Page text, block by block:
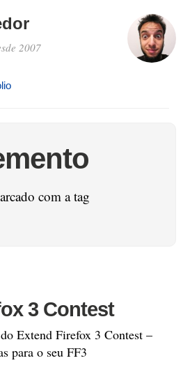
2007
com a tag
3 Contest
Extend Firefox 3 Contest –
para o seu FF3